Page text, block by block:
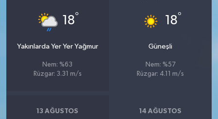
18°
Yakınlarda Yer Yer Yağmur
Nem: %63
Rüzgar: 3.31 m/s
18°
Güneşli
Nem: %57
Rüzgar: 4.11 m/s
13 AĞUSTOS 14 AĞUSTOS